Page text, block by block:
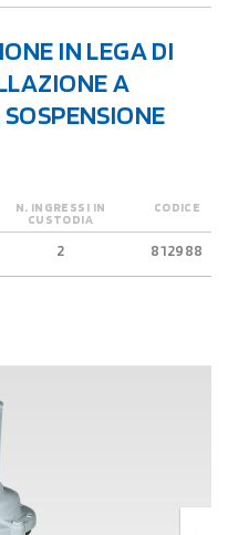
IN LEGA DI
A
N. INGRESSI IN
CUSTODIA
CODICE
2 812988